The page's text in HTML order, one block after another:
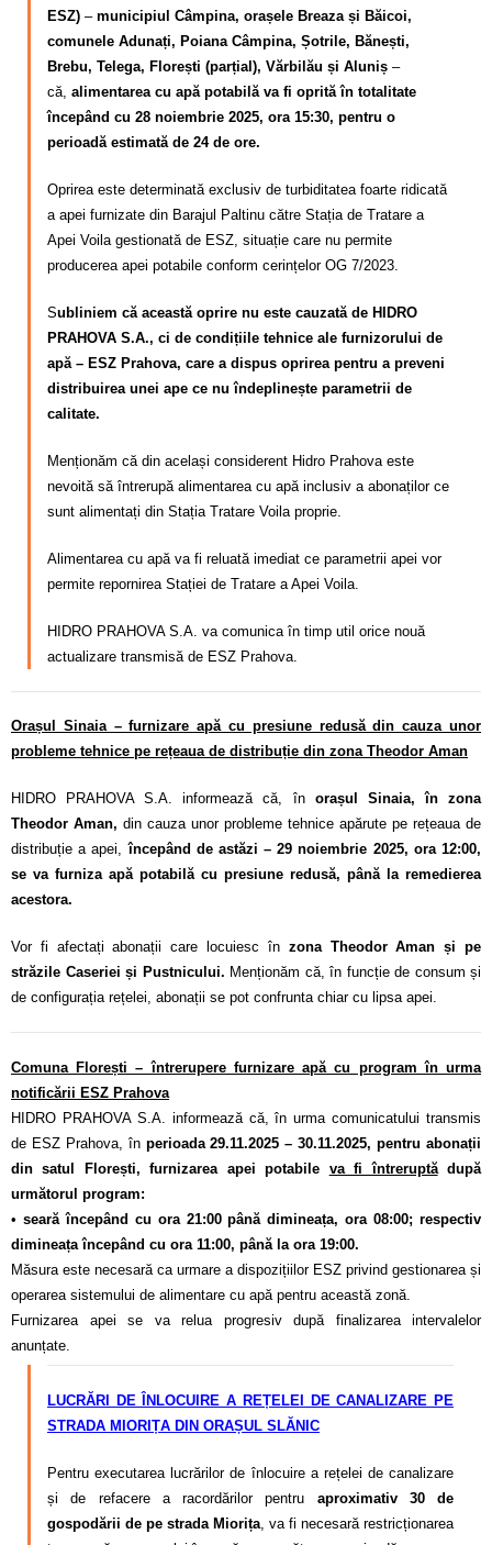
ESZ) – municipiul Câmpina, orașele Breaza și Băicoi,
comunele Adunați, Poiana Câmpina, Șotrile, Bănești,
Brebu, Telega, Florești (parțial), Vărbilău și Aluniș –
că, alimentarea cu apă potabilă va fi oprită în totalitate
începând cu 28 noiembrie 2025, ora 15:30, pentru o
perioadă estimată de 24 de ore.
Oprirea este determinată exclusiv de turbiditatea foarte ridicată
a apei furnizate din Barajul Paltinu către Stația de Tratare a
Apei Voila gestionată de ESZ, situație care nu permite
producerea apei potabile conform cerințelor OG 7/2023.
Subliniem că această oprire nu este cauzată de HIDRO
PRAHOVA S.A., ci de condițiile tehnice ale furnizorului de
apă – ESZ Prahova, care a dispus oprirea pentru a preveni
distribuirea unei ape ce nu îndeplinește parametrii de
calitate.
Menționăm că din același considerent Hidro Prahova este
nevoită să întrerupă alimentarea cu apă inclusiv a abonaților ce
sunt alimentați din Stația Tratare Voila proprie.
Alimentarea cu apă va fi reluată imediat ce parametrii apei vor
permite repornirea Stației de Tratare a Apei Voila.
HIDRO PRAHOVA S.A. va comunica în timp util orice nouă
actualizare transmisă de ESZ Prahova.
Orașul Sinaia – furnizare apă cu presiune redusă din cauza unor
probleme tehnice pe rețeaua de distribuție din zona Theodor Aman
HIDRO PRAHOVA S.A. informează că, în orașul Sinaia, în zona
Theodor Aman, din cauza unor probleme tehnice apărute pe rețeaua de
distribuție a apei,începând de astăzi – 29 noiembrie 2025, ora 12:00,
se va furniza apă potabilă cu presiune redusă, până la remedierea
acestora.
Vor fi afectați abonații care locuiesc în zona Theodor Aman și pe
străzile Caseriei și Pustnicului. Menționăm că, în funcție de consum și
de configurația rețelei, abonații se pot confrunta chiar cu lipsa apei.
Comuna Florești – întrerupere furnizare apă cu program în urma
notificării ESZ Prahova
HIDRO PRAHOVA S.A. informează că, în urma comunicatului transmis
de ESZ Prahova, în perioada 29.11.2025 – 30.11.2025, pentru abonații
din satul Florești, furnizarea apei potabile va fi întreruptădupă
următorul program:
• seară începând cu ora 21:00 până dimineața, ora 08:00; respectiv
dimineața începând cu ora 11:00, până la ora 19:00.
Măsura este necesară ca urmare a dispozițiilor ESZ privind gestionarea și
operarea sistemului de alimentare cu apă pentru această zonă.
Furnizarea apei se va relua progresiv după finalizarea intervalelor
anunțate.
LUCRĂRI DE ÎNLOCUIRE A REȚELEI DE CANALIZARE PE
STRADA MIORIȚA DIN ORAȘUL SLĂNIC
Pentru executarea lucrărilor de înlocuire a rețelei de canalizare
și de refacere a racordărilor pentru aproximativ 30 de
gospodării de pe strada Miorița , va fi necesară restricționarea